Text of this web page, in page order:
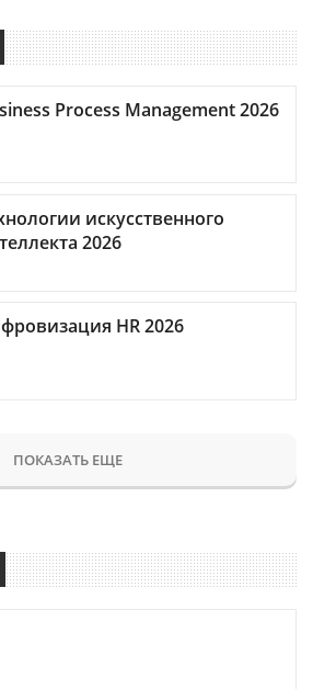
Process Management 2026
искусственного
2026
HR 2026
ПОКАЗАТЬ ЕЩЕ